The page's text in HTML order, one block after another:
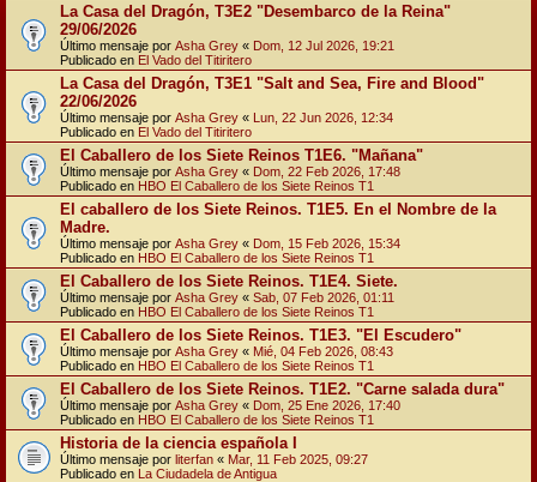
La Casa del Dragón, T3E2 "Desembarco de la Reina"
29/06/2026
Último mensaje por Asha Grey « Dom, 12 Jul 2026, 19:21
Publicado en El Vado del Titiritero
La Casa del Dragón, T3E1 "Salt and Sea, Fire and Blood"
22/06/2026
Último mensaje por Asha Grey « Lun, 22 Jun 2026, 12:34
Publicado en El Vado del Titiritero
El Caballero de los Siete Reinos T1E6. "Mañana"
Último mensaje por Asha Grey « Dom, 22 Feb 2026, 17:48
Publicado en HBO El Caballero de los Siete Reinos T1
El caballero de los Siete Reinos. T1E5. En el Nombre de la
Madre.
Último mensaje por Asha Grey « Dom, 15 Feb 2026, 15:34
Publicado en HBO El Caballero de los Siete Reinos T1
El Caballero de los Siete Reinos. T1E4. Siete.
Último mensaje por Asha Grey « Sab, 07 Feb 2026, 01:11
Publicado en HBO El Caballero de los Siete Reinos T1
El Caballero de los Siete Reinos. T1E3. "El Escudero"
Último mensaje por Asha Grey « Mié, 04 Feb 2026, 08:43
Publicado en HBO El Caballero de los Siete Reinos T1
El Caballero de los Siete Reinos. T1E2. "Carne salada dura"
Último mensaje por Asha Grey « Dom, 25 Ene 2026, 17:40
Publicado en HBO El Caballero de los Siete Reinos T1
Historia de la ciencia española I
Último mensaje por literfan « Mar, 11 Feb 2025, 09:27
Publicado en La Ciudadela de Antigua